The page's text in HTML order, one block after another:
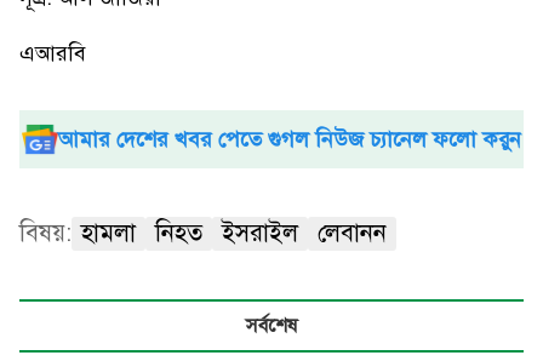
এআরবি
আমার দেশের খবর পেতে গুগল নিউজ চ্যানেল ফলো করুন
বিষয়: হামলা নিহত ইসরাইল লেবানন
সর্বশেষ